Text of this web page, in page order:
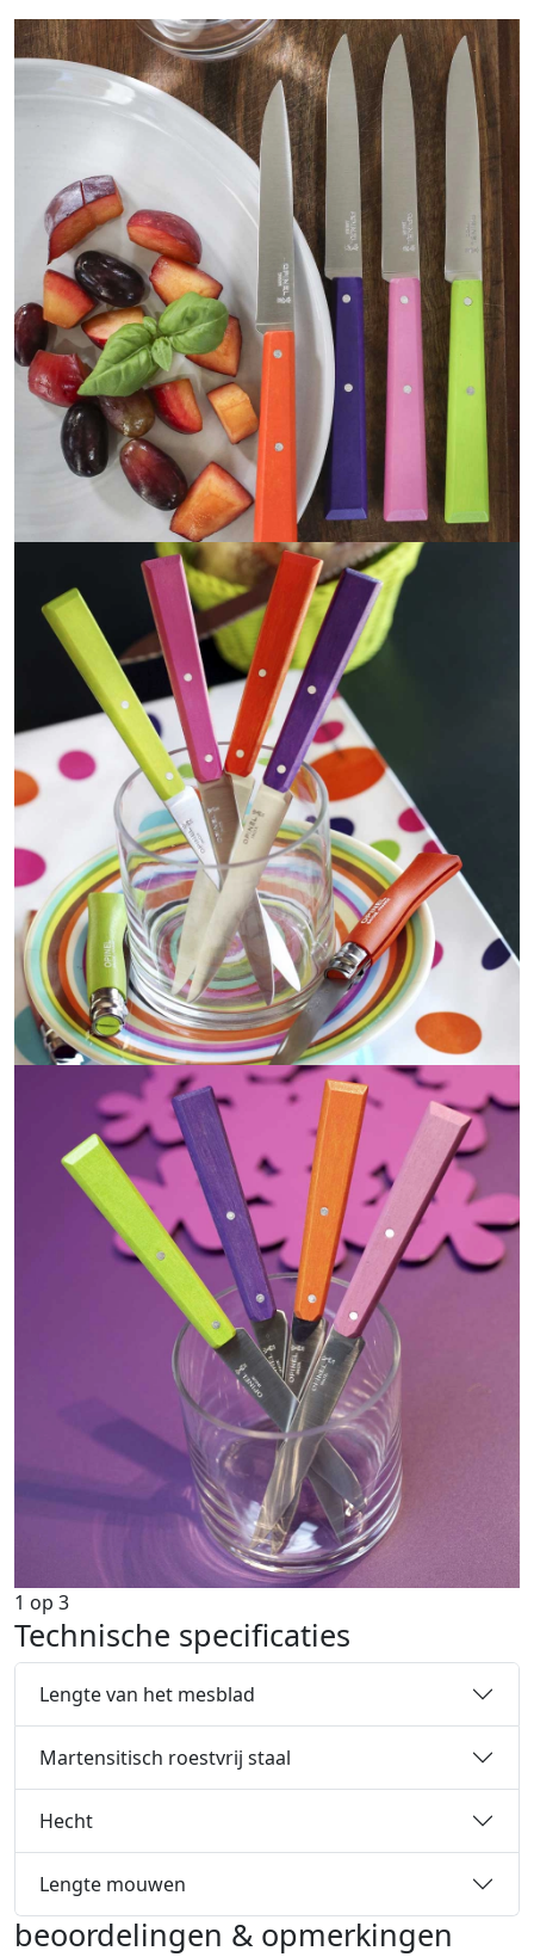
1 op 3
Technische specificaties
Lengte van het mesblad
Martensitisch roestvrij staal
Hecht
Lengte mouwen
beoordelingen & opmerkingen